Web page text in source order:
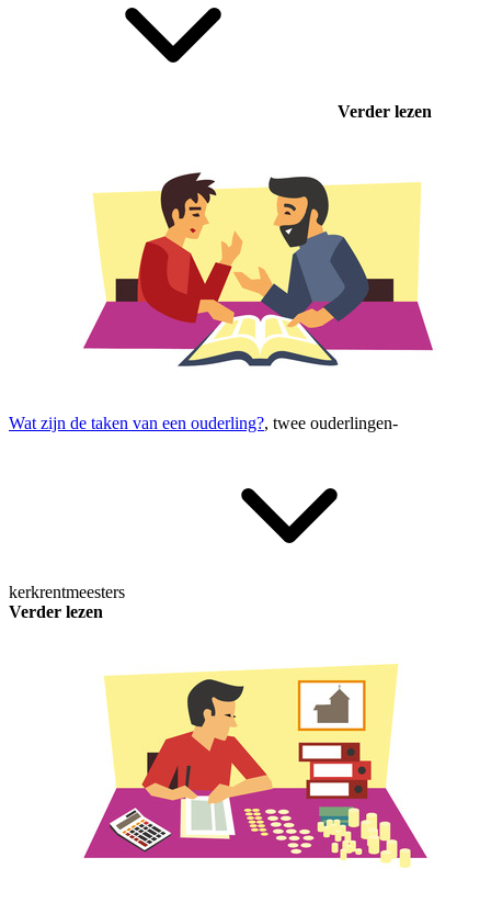
Verder lezen
Wat zijn de taken van een ouderling?, twee ouderlingen-
kerkrentmeesters
Verder lezen